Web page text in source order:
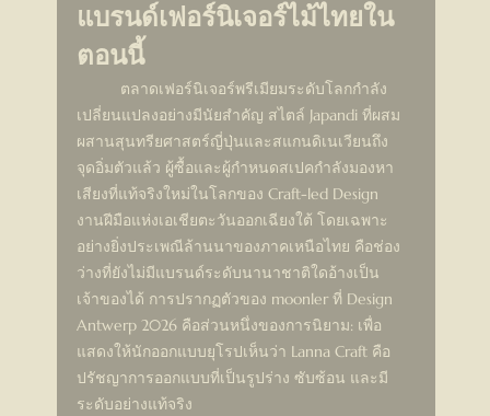
แบรนด์เฟอร์นิเจอร์ไม้ไทยใน
ตอนนี้
เปลี่ยนแปลงอย่างมีนัยสำคัญ สไตล์ Japandi ที่ผสม
ผสานสุนทรียศาสตร์ญี่ปุ่นและสแกนดิเนเวียนถึง
จุดอิ่มตัวแล้ว ผู้ซื้อและผู้กำหนดสเปคกำลังมองหา
เสียงที่แท้จริงใหม่ในโลกของ Craft-led Design
งานฝีมือแห่งเอเชียตะวันออกเฉียงใต้ โดยเฉพาะ
อย่างยิ่งประเพณีล้านนาของภาคเหนือไทย คือช่อง
ว่างที่ยังไม่มีแบรนด์ระดับนานาชาติใดอ้างเป็น
เจ้าของได้ การปรากฏตัวของ moonler ที่ Design
Antwerp 2026 คือส่วนหนึ่งของการนิยาม: เพื่อ
แสดงให้นักออกแบบยุโรปเห็นว่า Lanna Craft คือ
ปรัชญาการออกแบบที่เป็นรูปร่าง ซับซ้อน และมี
ระดับอย่างแท้จริง